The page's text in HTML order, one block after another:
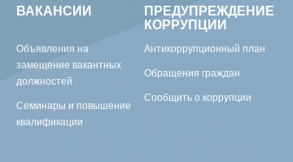
ВАКАНСИИ
Объявления на
замещение вакантных
должностей
Семинары и повышение
квалификации
ПРЕДУПРЕЖДЕНИЕ
КОРРУПЦИИ
Антикоррупционный план
Обращения граждан
Сообщить о коррупции